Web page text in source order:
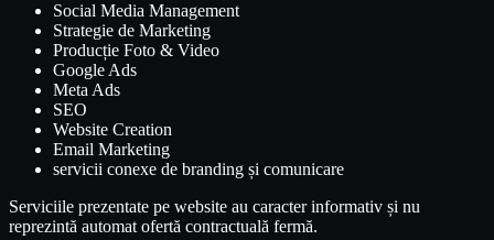
Social Media Management
Strategie de Marketing
Producție Foto & Video
Google Ads
Meta Ads
SEO
Website Creation
Email Marketing
servicii conexe de branding și comunicare
Serviciile prezentate pe website au caracter informativ și nu
reprezintă automat ofertă contractuală fermă.